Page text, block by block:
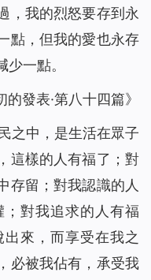
，我的烈怒要存到永
點，但我的愛也永存
一點。
發表·第八十四篇》
之中，是生活在眾子
這樣的人有福了；對
存留；對我認識的人
對我追求的人有福
來，而享受在我之
必被我佔有，承受我